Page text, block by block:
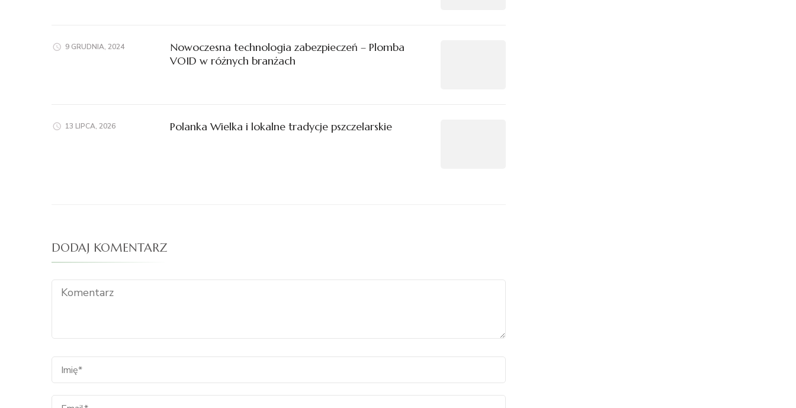
9 GRUDNIA, 2024
Nowoczesna technologia zabezpieczeń – Plomba
VOID w różnych branżach
13 LIPCA, 2026 Polanka Wielka i lokalne tradycje pszczelarskie
DODAJ KOMENTARZ